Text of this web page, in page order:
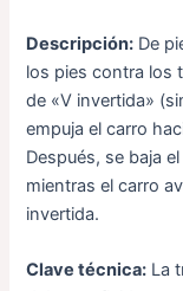
Descripción: De
los pies contra los
de «V invertida»
empuja el carro
Después, se baja
mientras el carro
invertida.
Clave técnica: La